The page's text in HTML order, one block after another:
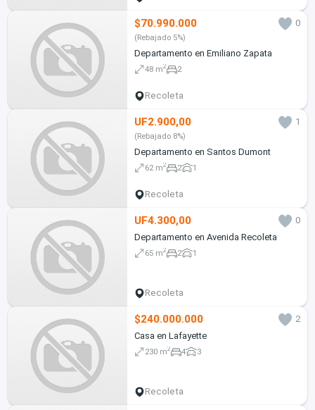
$70.990.000 0
(Rebajado 5%)
Departamento en Emiliano Zapata
48 m2 2
Recoleta
UF2.900,00 1
(Rebajado 8%)
Departamento en Santos Dumont
62 m2 2 1
Recoleta
UF4.300,00
0
Departamento en Avenida Recoleta
65 m2 2 1
Recoleta
$240.000.000
2
Casa en Lafayette
230 m2 4 3
Recoleta